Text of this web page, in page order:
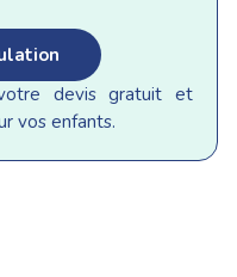
devis gratuit et
vos enfants.